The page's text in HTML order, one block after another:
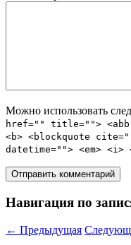
Можно использовать
href="" title="">
<b> <blockquote
datetime=""> <em>
Навигация по
← Предыдущая